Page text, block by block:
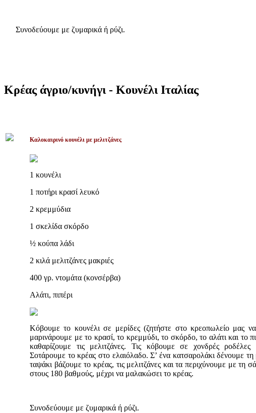
Συνοδεύουμε με ζυμαρικά ή ρύζι.
Κρέας άγριο/κυνήγι - Κουνέλι Ιταλίας
Καλοκαιρινό κουνέλι με μελιτζάνες
1 κουνέλι
1 ποτήρι κρασί λευκό
2 κρεμμύδια
1 σκελίδα σκόρδο
½ κούπα λάδι
2 κιλά μελιτζάνες μακριές
400 γρ. ντομάτα (κονσέρβα)
Αλάτι, πιπέρι
Κόβουμε το κουνέλι σε μερίδες (ζητήστε στο κρεοπωλείο μας
μαρινάρουμε με το κρασί, το κρεμμύδι, το σκόρδο, το αλάτι και το
καθαρίζουμε τις μελιτζάνες. Τις κόβουμε σε χονδρές ροδέλες
Σοτάρουμε το κρέας στο ελαιόλαδο. Σ’ ένα κατσαρολάκι δένουμε τη
ταψάκι βάζουμε το κρέας, τις μελιτζάνες και τα περιχύνουμε με
στους 180 βαθμούς, μέχρι να μαλακώσει το κρέας.
Συνοδεύουμε με ζυμαρικά ή ρύζι.